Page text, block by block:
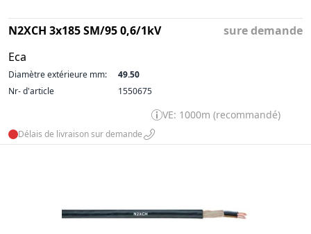
N2XCH 3x185 SM/95 0,6/1kV
Eca
sure demande
Diamètre extérieure mm:
49.50
Nr- d'article
1550675
VE: 1000m (recommandé)
Délais de livraison sur demande